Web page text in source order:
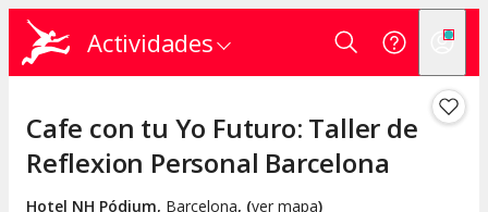
Actividades
Cafe con tu Yo Futuro: Taller de
Reflexion Personal Barcelona
Hotel NH Pódium, Barcelona, (ver mapa)